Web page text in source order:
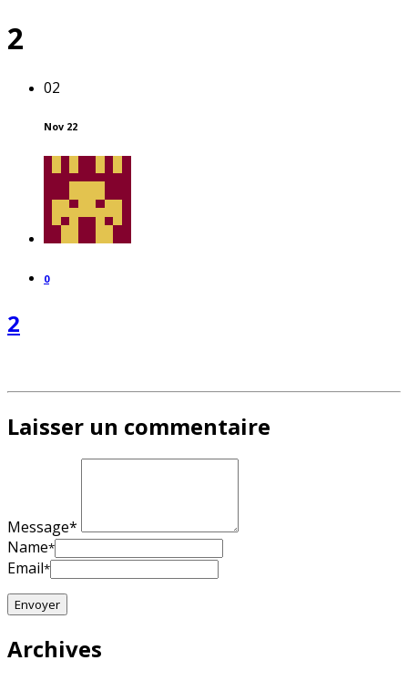
2
02
Nov 22
0
2
Laisser un commentaire
Message*
Name*
Email*
Archives